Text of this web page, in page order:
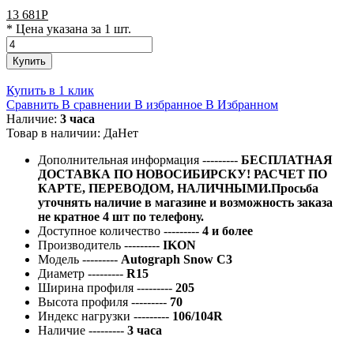
13 681Р
* Цена указана за 1 шт.
Купить
Купить в 1 клик
Сравнить В сравнении В избранное В Избранном
Наличие: 3 часа
Товар в наличии: ДаНет
Дополнительная информация --------- БЕСПЛАТНАЯ
ДОСТАВКА ПО НОВОСИБИРСКУ! РАСЧЕТ ПО
КАРТЕ, ПЕРЕВОДОМ, НАЛИЧНЫМИ.Просьба
уточнять наличие в магазине и возможность заказа
не кратное 4 шт по телефону.
Доступное количество --------- 4 и более
Производитель --------- IKON
Модель --------- Autograph Snow C3
Диаметр --------- R15
Ширина профиля --------- 205
Высота профиля --------- 70
Индекс нагрузки --------- 106/104R
Наличие --------- 3 часа